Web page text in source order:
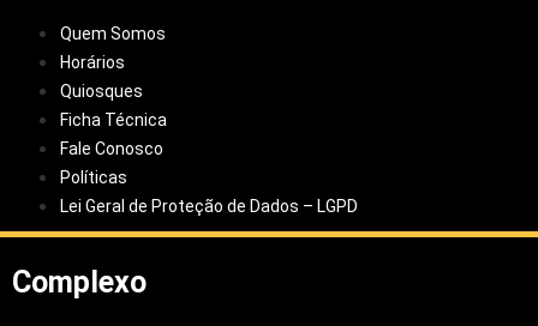
Quem Somos
Horários
Quiosques
Ficha Técnica
Fale Conosco
Políticas
Lei Geral de Proteção de Dados – LGPD
Complexo